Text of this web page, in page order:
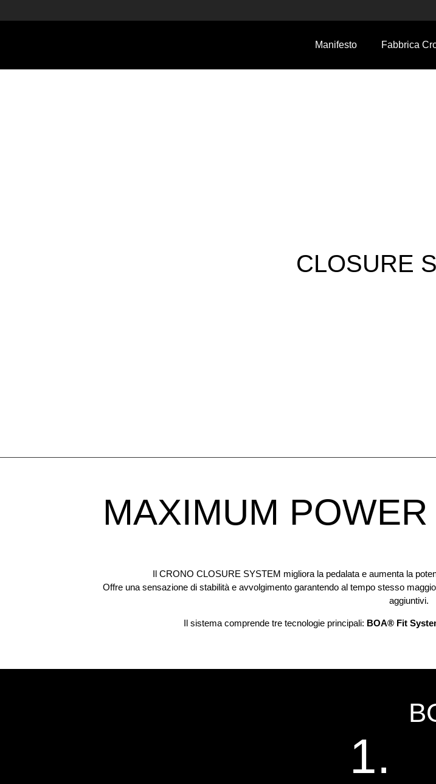
Manifesto Fabbrica
CLOSURE
MAXIMUM
Il CRONO CLOSURE SYSTEM migliora la pedalata e aumenta la
Offre una sensazione di stabilità e avvolgimento garantendo al tempo stesso
aggiuntivi.
Il sistema comprende tre tecnologie principali: BOA® Fit
1.